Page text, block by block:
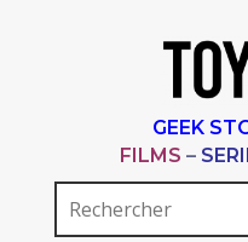
GEEK
FILMS –